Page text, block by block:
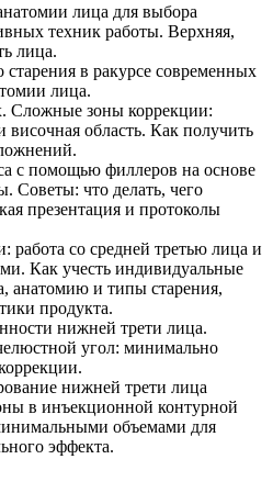
лица для выбора
техник работы. Верхняя,
лица.
старения в ракурсе современных
лица.
Сложные зоны коррекции:
область. Как получить
с помощью филлеров на основе
Советы: что делать, чего
презентация и протоколы
работа со средней третью лица и
Как учесть индивидуальные
анатомию и типы старения,
продукта.
нижней трети лица.
угол: минимально
нижней трети лица
в инъекционной контурной
объемами для
эффекта.